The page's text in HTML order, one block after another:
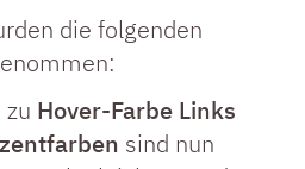
die folgenden
Hover-Farbe Links
sind nun